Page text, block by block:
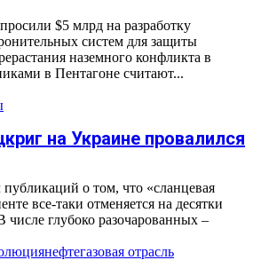
$5 млрд на разработку
систем для защиты
наземного конфликта в
в Пентагоне считают...
на Украине провалился
публикаций о том, что «сланцевая
все-таки отменяется на десятки
числе глубоко разочарованных –
нефтегазовая отрасль